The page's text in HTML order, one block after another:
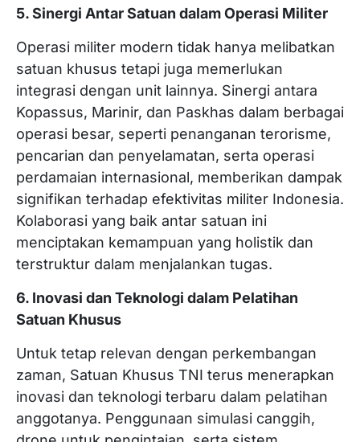
5. Sinergi Antar Satuan dalam Operasi Militer
Operasi militer modern tidak hanya melibatkan
satuan khusus tetapi juga memerlukan
integrasi dengan unit lainnya. Sinergi antara
Kopassus, Marinir, dan Paskhas dalam berbagai
operasi besar, seperti penanganan terorisme,
pencarian dan penyelamatan, serta operasi
perdamaian internasional, memberikan dampak
signifikan terhadap efektivitas militer Indonesia.
Kolaborasi yang baik antar satuan ini
menciptakan kemampuan yang holistik dan
terstruktur dalam menjalankan tugas.
6. Inovasi dan Teknologi dalam Pelatihan
Satuan Khusus
Untuk tetap relevan dengan perkembangan
zaman, Satuan Khusus TNI terus menerapkan
inovasi dan teknologi terbaru dalam pelatihan
anggotanya. Penggunaan simulasi canggih,